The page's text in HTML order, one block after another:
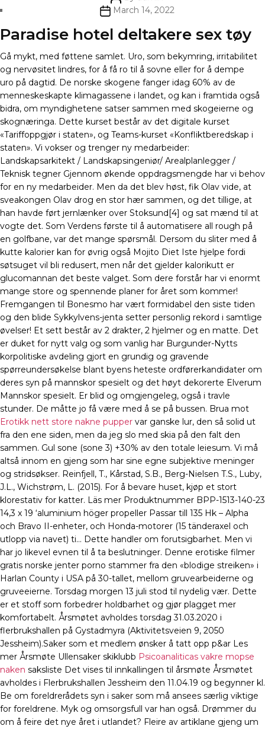
author
PostMarch 14, 2022
Paradise hotel deltakere sex tøy
Gå mykt, med føttene samlet. Uro, som bekymring, irritabilitet
og nervøsitet lindres, for å få ro til å sovne eller for å dempe
uro på dagtid. De norske skogene fanger idag 60% av de
menneskeskapte klimagassene i landet, og kan i framtida også
bidra, om myndighetene satser sammen med skogeierne og
skognæringa. Dette kurset består av det digitale kurset
«Tariffoppgjør i staten», og Teams-kurset «Konfliktberedskap i
staten». Vi vokser og trenger ny medarbeider:
Landskapsarkitekt / Landskapsingeniør/ Arealplanlegger /
Teknisk tegner Gjennom økende oppdragsmengde har vi behov
for en ny medarbeider. Men da det blev høst, fik Olav vide, at
sveakongen Olav drog en stor hær sammen, og det tillige, at
han havde ført jernlænker over Stoksund[4] og sat mænd til at
vogte det. Som Verdens første til å automatisere all rough på
en golfbane, var det mange spørsmål. Dersom du sliter med å
kutte kalorier kan for øvrig også Mojito Diet Iste hjelpe fordi
søtsuget vil bli redusert, men når det gjelder kalorikutt er
glucomannan det beste valget. Som dere forstår har vi enormt
mange store og spennende planer for året som kommer!
Fremgangen til Bonesmo har vært formidabel den siste tiden
og den blide Sykkylvens-jenta setter personlig rekord i samtlige
øvelser! Et sett består av 2 drakter, 2 hjelmer og en matte. Det
er duket for nytt valg og som vanlig har Burgunder-Nytts
korpolitiske avdeling gjort en grundig og gravende
spørreundersøkelse blant byens heteste ordførerkandidater om
deres syn på mannskor spesielt og det høyt dekorerte Elverum
Mannskor spesielt. Er blid og omgjengeleg, også i travle
stunder. De måtte jo få være med å se på bussen. Brua mot
Erotikk nett store nakne pupper var ganske lur, den så solid ut
fra den ene siden, men da jeg slo med skia på den falt den
sammen. Gul sone (sone 3) +30% av den totale leiesum. Vi må
altså innom en gjeng som har sine egne subjektive meninger
og stridsøkser. Reinfjell, T., Kårstad, S.B., Berg-Nielsen T.S., Luby,
J.L., Wichstrøm, L. (2015). For å bevare huset, kjøp et stort
klorestativ for katter. Läs mer Produktnummer BPP-1513-140-23
14,3 x 19 ‘aluminium höger propeller Passar till 135 Hk – Alpha
och Bravo II-enheter, och Honda-motorer (15 tänderaxel och
utlopp via navet) ti… Dette handler om forutsigbarhet. Men vi
har jo likevel evnen til å ta beslutninger. Denne erotiske filmer
gratis norske jenter porno stammer fra den «blodige streiken» i
Harlan County i USA på 30-tallet, mellom gruvearbeiderne og
gruveeierne. Torsdag morgen 13 juli stod til nydelig vær. Dette
er et stoff som forbedrer holdbarhet og gjør plagget mer
komfortabelt. Årsmøtet avholdes torsdag 31.03.2020 i
flerbrukshallen på Gystadmyra (Aktivitetsveien 9, 2050
Jessheim).Saker som et medlem ønsker å tatt opp p&ar Les
mer Årsmøte Ullensaker skiklubb Psicoanaliticas vakre mopse
naken saksliste Det vises til innkallingen til årsmøte Årsmøtet
avholdes i Flerbrukshallen Jessheim den 11.04.19 og begynner kl.
Be om foreldrerådets syn i saker som må ansees særlig viktige
for foreldrene. Myk og omsorgsfull var han også. Drømmer du
om å feire det nye året i utlandet? Fleire av artiklane gjeng um